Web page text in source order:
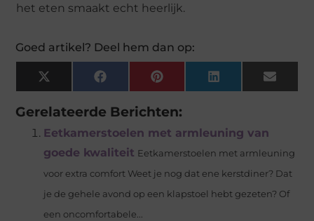
het eten smaakt echt heerlijk.
Goed artikel? Deel hem dan op:
X
(Twitter)
FacebookPinterest LinkedIn Email
Gerelateerde Berichten:
Eetkamerstoelen met armleuning van
goede kwaliteit Eetkamerstoelen met armleuning
voor extra comfort Weet je nog dat ene kerstdiner? Dat
je de gehele avond op een klapstoel hebt gezeten? Of
een oncomfortabele...